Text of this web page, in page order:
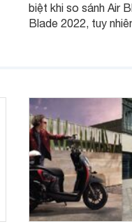
biệt khi so sánh Air
Blade 2022, tuy